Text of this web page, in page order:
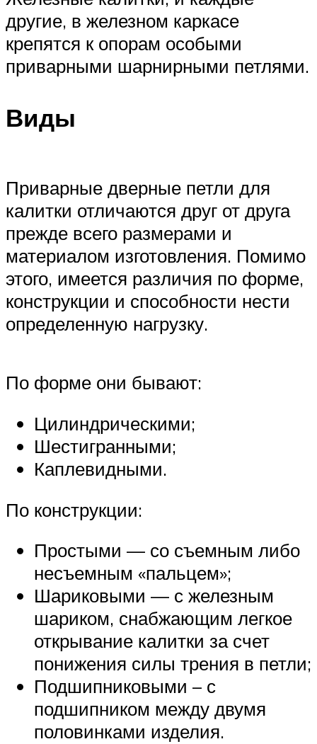
другие, в железном каркасе
крепятся к опорам особыми
приварными шарнирными петлями.
Виды
Приварные дверные петли для
калитки отличаются друг от друга
прежде всего размерами и
материалом изготовления. Помимо
этого, имеется различия по форме,
конструкции и способности нести
определенную нагрузку.
По форме они бывают:
Цилиндрическими;
Шестигранными;
Каплевидными.
По конструкции:
Простыми — со съемным либо
несъемным «пальцем»;
Шариковыми — с железным
шариком, снабжающим легкое
открывание калитки за счет
понижения силы трения в петли;
Подшипниковыми – с
подшипником между двумя
половинками изделия.